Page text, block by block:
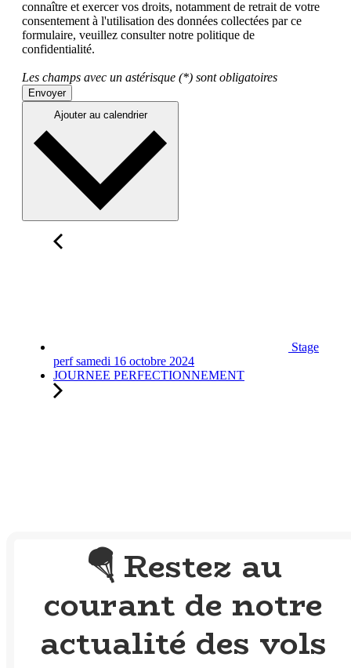
connaître et exercer vos droits, notamment de retrait de votre
consentement à l'utilisation des données collectées par ce
formulaire, veuillez consulter notre politique de
confidentialité.
Les champs avec un astérisque (*) sont obligatoires
Envoyer
Ajouter au calendrier
Stage
perf samedi 16 octobre 2024
JOURNEE PERFECTIONNEMENT
🪂 Restez au
courant de notre
actualité des vols